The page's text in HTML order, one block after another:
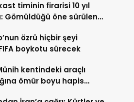
timinin firarisi 10 yıl
Gömüldüğü öne sürülen
özrü hiçbir şeyi
boykotu sürecek
kentindeki araçlı
ömür boyu hapis